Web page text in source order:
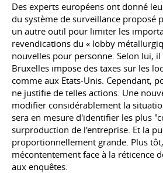
Des experts européens ont donné
du système de surveillance proposé
un autre outil pour limiter les
revendications du « lobby
nouvelles pour personne. Selon lui,
Bruxelles impose des taxes sur les
comme aux Etats-Unis. Cependant,
ne justifie de telles actions. Une
modifier considérablement la
sera en mesure d'identifier les plus
surproduction de l'entreprise. Et la
proportionnellement grande. Plus tôt,
mécontentement face à la réticence
aux enquêtes.